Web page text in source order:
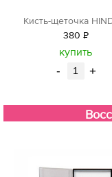
Кисть-щеточка
380 Р
уб.
купить
- +